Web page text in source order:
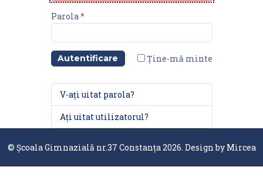
Parola *
Autentificare Ține-mă minte
V-ați uitat parola?
Ați uitat utilizatorul?
© Școala Gimnazială nr.37 Constanța 2026. Design by Mircea